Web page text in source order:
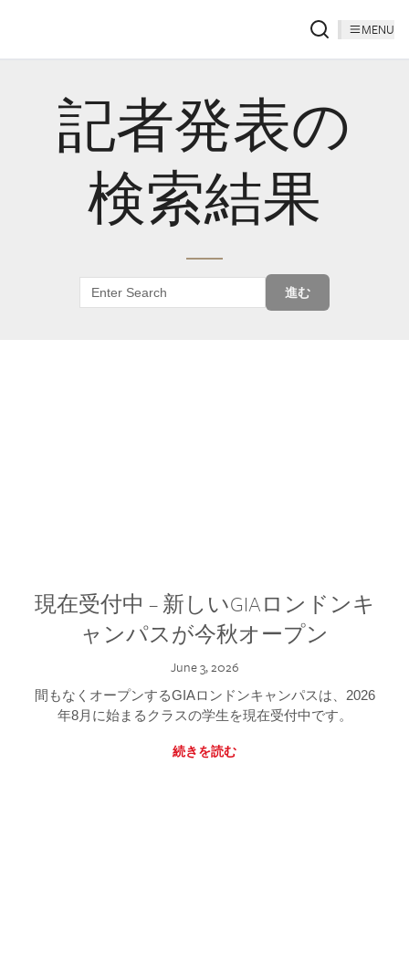
MENU
記者発表の
検索結果
進む
現在受付中 – 新しいGIAロンドンキ
ャンパスが今秋オープン
June 3, 2026
間もなくオープンするGIAロンドンキャンパスは、2026
年8月に始まるクラスの学生を現在受付中です。
続きを読む